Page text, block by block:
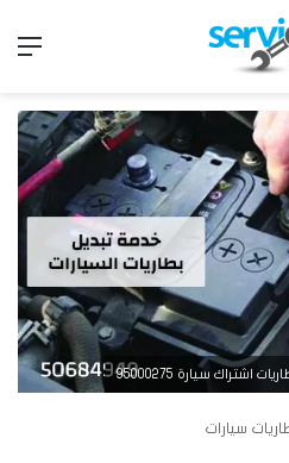
سيارة 95000275
سيارات